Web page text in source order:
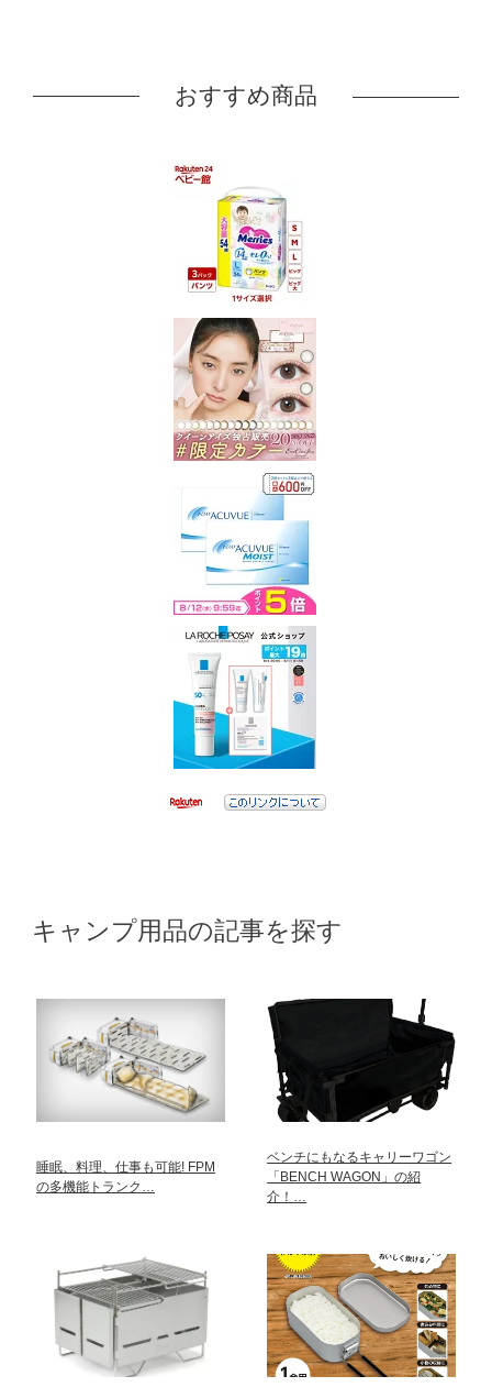
おすすめ商品
キャンプ用品の記事を探す
睡眠、料理、仕事も可能! FPM
の多機能トランク…
ベンチにもなるキャリーワゴン
「BENCH WAGON」の紹
介！…